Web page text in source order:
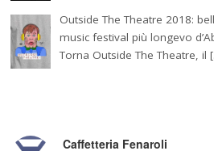
Outside The Theatre 2018:
music festival più longevo
Torna Outside The Theatre, il
Caffetteria Fenaroli